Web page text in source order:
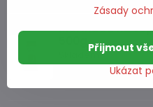
Marináda na
Skladem
Zásady
Ukázat
Přijmout